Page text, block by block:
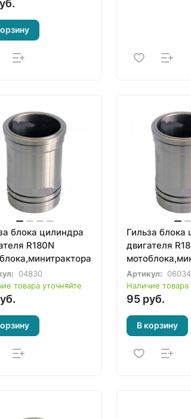
блока цилиндра
R180N
04830
товара уточняйте
Гильза блока
двигателя
Артикул:
06034
Наличие товара
95 руб.
В корзину